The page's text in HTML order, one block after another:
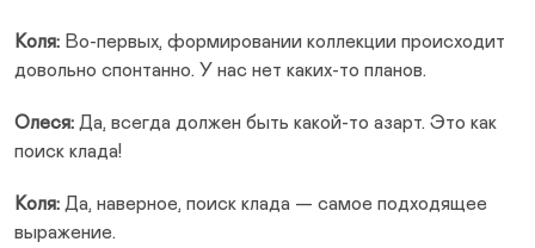
Коля: Во-первых, формировании коллекции происходит
довольно спонтанно. У нас нет каких-то планов.
Олеся: Да, всегда должен быть какой-то азарт. Это как
поиск клада!
Коля: Да, наверное, поиск клада — самое подходящее
выражение.